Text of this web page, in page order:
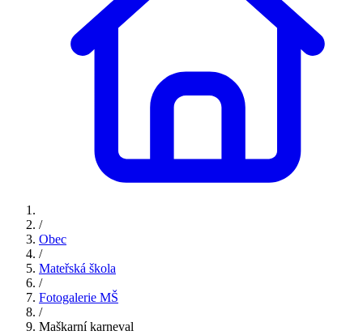
/
Obec
/
Mateřská škola
/
Fotogalerie MŠ
/
Maškarní karneval